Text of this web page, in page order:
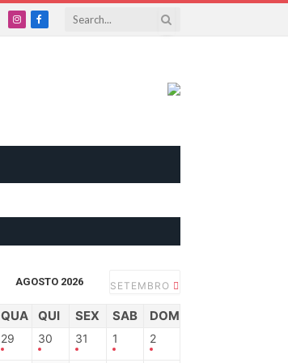
InstagramFacebook
AGOSTO 2026 SETEMBRO
QUA QUI SEX SAB DOM
29 30 31 1 2